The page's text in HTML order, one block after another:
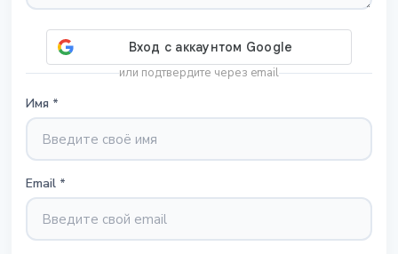
или подтвердите через email
Имя *
Email *